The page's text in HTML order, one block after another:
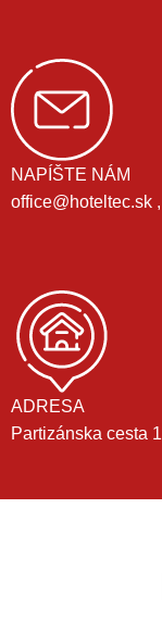
NAPÍŠTE NÁM
office@hoteltec.sk
ADRESA
Partizánska cesta